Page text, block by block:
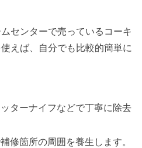
センターで売っているコーキ
えば、自分でも比較的簡単に
ターナイフなどで丁寧に除去
修箇所の周囲を養生します。